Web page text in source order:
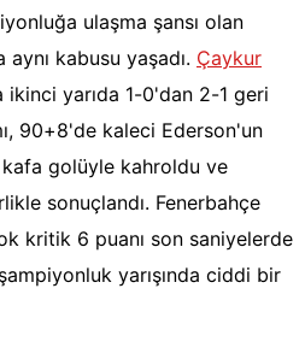
ulaşma şansı olan
kabusu yaşadı. Çaykur
ikinci yarıda 1-0'dan 2-1 geri
90+8'de kaleci Ederson'un
kafa golüyle kahroldu ve
sonuçlandı. Fenerbahçe
kritik 6 puanı son saniyelerde
yarışında ciddi bir